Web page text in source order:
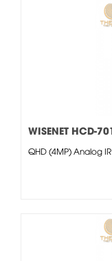
WISENET HCD-
QHD (4MP) Analog